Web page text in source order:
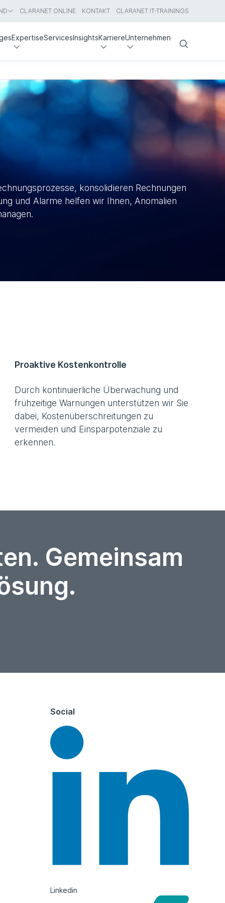
CLARANET ONLINE KONTAKT CLARANET IT-TRAININGS
ExpertiseServicesInsightsKarriereUnternehmen
Search
konsolidieren Rechnungen
und Alarme helfen wir Ihnen, Anomalien
Proaktive Kostenkontrolle
Durch kontinuierliche Überwachung und
frühzeitige Warnungen unterstützen wir Sie
dabei, Kostenüberschreitungen zu
vermeiden und Einsparpotenziale zu
erkennen.
Gemeinsam
Social
Linkedin